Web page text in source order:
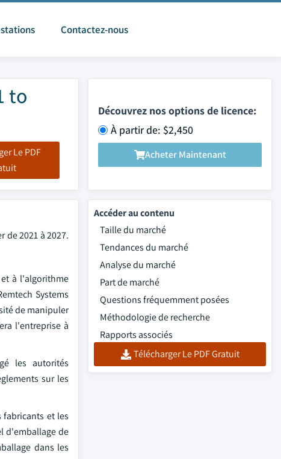
Contactez-nous
to
Le PDF
Découvrez nos options de licence:
À partir de: $2,450
Acheter Maintenant
de 2021 à 2027.
à l'algorithme
Systems
de manipuler
l'entreprise à
les autorités
sur les
et les
d'emballage de
dans les
Accéder au contenu
Taille du marché
Tendances du marché
Analyse du marché
Part de marché
Questions fréquemment posées
Méthodologie de recherche
Rapports associés
Télécharger Le PDF Gratuit